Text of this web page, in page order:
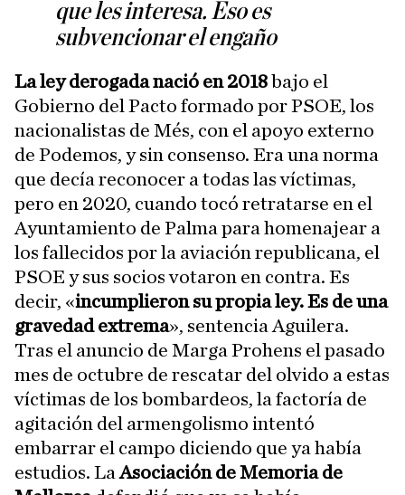
que les interesa. Eso es
subvencionar el engaño
La ley derogada nació en 2018bajo el
Gobierno del Pacto formado por PSOE, los
nacionalistas de Més, con el apoyo externo
de Podemos, y sin consenso. Era una norma
que decía reconocer a todas las víctimas,
pero en 2020, cuando tocó retratarse en el
Ayuntamiento de Palma para homenajear a
los fallecidos por la aviación republicana, el
PSOE y sus socios votaron en contra. Es
decir, «incumplieron su propia ley. Es de una
gravedad extrema», sentencia Aguilera.
Tras el anuncio de Marga Prohens el pasado
mes de octubre de rescatar del olvido a estas
víctimas de los bombardeos, la factoría de
agitación del armengolismo intentó
embarrar el campo diciendo que ya había
estudios. LaAsociación de Memoria de